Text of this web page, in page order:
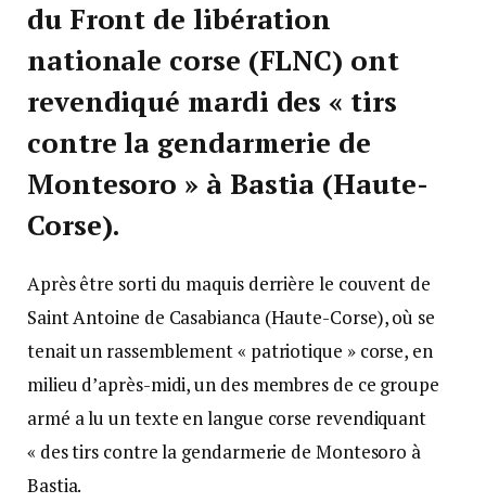
du Front de libération
nationale corse (FLNC) ont
revendiqué mardi des « tirs
contre la gendarmerie de
Montesoro » à Bastia (Haute-
Corse).
Après être sorti du maquis derrière le couvent de
Saint Antoine de Casabianca (Haute-Corse), où se
tenait un rassemblement « patriotique » corse, en
milieu d’après-midi, un des membres de ce groupe
armé a lu un texte en langue corse revendiquant
« des tirs contre la gendarmerie de Montesoro à
Bastia.